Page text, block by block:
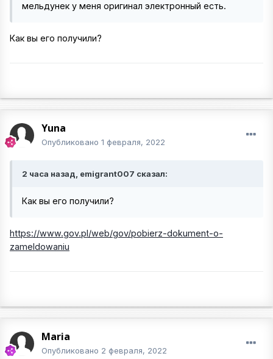
мельдунек у меня оригинал электронный есть.
Как вы его получили?
Yuna
Опубликовано 1 февраля, 2022
2 часа назад, emigrant007 сказал:
Как вы его получили?
https://www.gov.pl/web/gov/pobierz-dokument-o-
zameldowaniu
Maria
Опубликовано 2 февраля, 2022